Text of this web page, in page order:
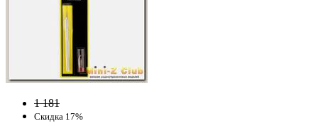
1 181
Скидка 17%